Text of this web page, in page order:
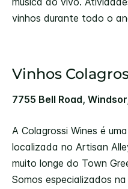
vinhos durante todo o
Vinhos
7755 Bell Road,
A Colagrossi Wines é
localizada no Artisan
muito longe do Town
Somos especializados